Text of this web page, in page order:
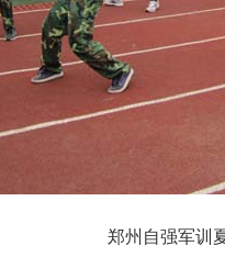
郑州自强军训